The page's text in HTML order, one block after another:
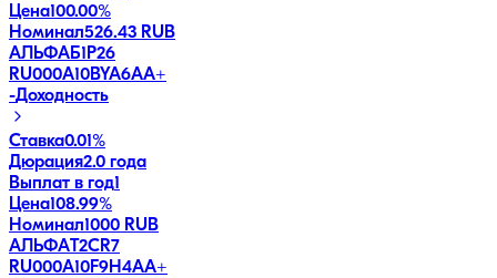
Цена100.00%
Номинал526.43 RUB
АЛЬФАБ1Р26
RU000A10BYA6AA+
-Доходность
Ставка0.01%
Дюрация2.0 года
Выплат в год1
Цена108.99%
Номинал1000 RUB
АЛЬФАT2CR7
RU000A10F9H4AA+